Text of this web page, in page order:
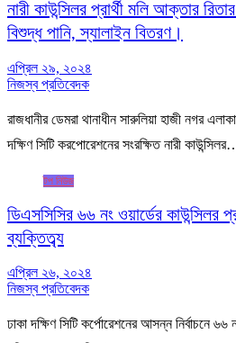
নারী কাউন্সিলর প্রার্থী মলি আক্তার
বিশুদ্ধ পানি, স্যালাইন বিতরণ।
এপ্রিল ২৯, ২০২৪
নিজস্ব প্রতিবেদক
রাজধানীর ডেমরা থানাধীন সারুলিয়া হাজী নগর
দক্ষিণ সিটি করপোরেশনের সংরক্ষিত নারী
টপ নিউজ
ডিএসসিসির ৬৬ নং ওয়ার্ডের কাউন্সিলর
ব্যক্তিত্ব্য
এপ্রিল ২৬, ২০২৪
নিজস্ব প্রতিবেদক
ঢাকা দক্ষিণ সিটি কর্পোরেশনের আসন্ন নির্বাচনে ৬৬